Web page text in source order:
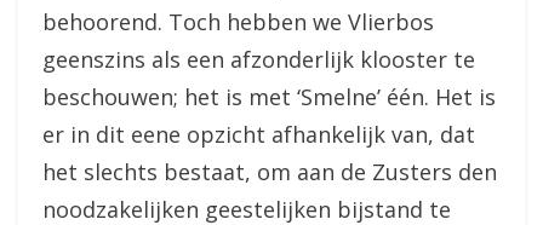
behoorend. Toch hebben we Vlierbos
geenszins als een afzonderlijk klooster te
beschouwen; het is met ‘Smelne’ één. Het is
er in dit eene opzicht afhankelijk van, dat
het slechts bestaat, om aan de Zusters den
noodzakelijken geestelijken bijstand te